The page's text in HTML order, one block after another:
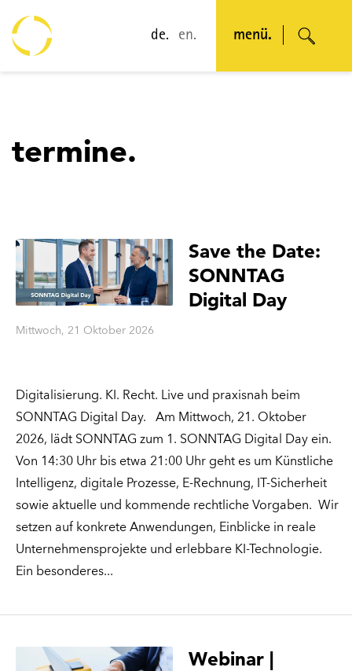
de. en. menü.
termine.
Save the Date:
SONNTAG
Digital Day
Mittwoch, 21 Oktober 2026
Digitalisierung. KI. Recht. Live und praxisnah beim
SONNTAG Digital Day. Am Mittwoch, 21. Oktober
2026, lädt SONNTAG zum 1. SONNTAG Digital Day ein.
Von 14:30 Uhr bis etwa 21:00 Uhr geht es um Künstliche
Intelligenz, digitale Prozesse, E-Rechnung, IT-Sicherheit
sowie aktuelle und kommende rechtliche Vorgaben. Wir
setzen auf konkrete Anwendungen, Einblicke in reale
Unternehmensprojekte und erlebbare KI-Technologie.
Ein besonderes
Webinar |